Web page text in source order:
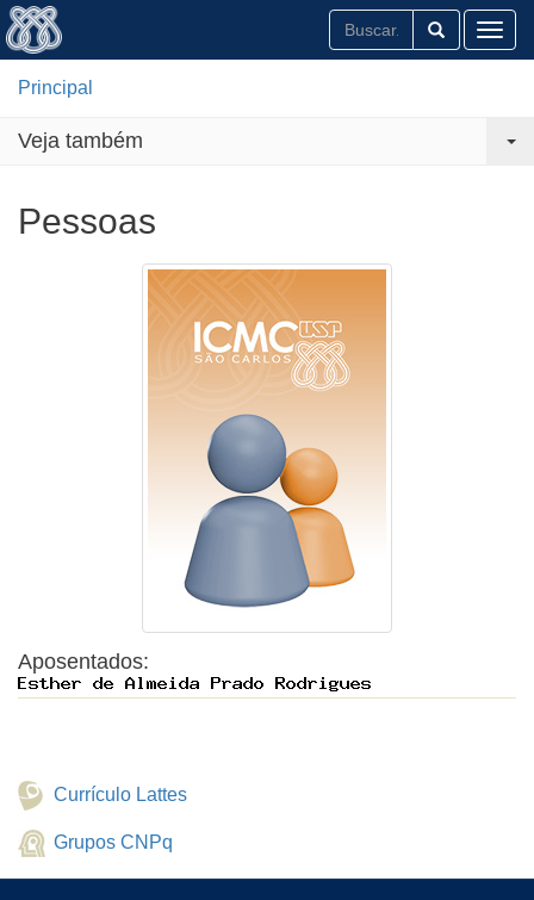
Principal
Veja também
Pessoas
Aposentados:
Currículo Lattes
Grupos CNPq